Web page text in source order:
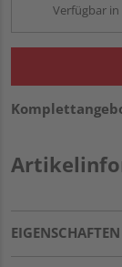
Verfügbar
EIGENSCHAFTEN